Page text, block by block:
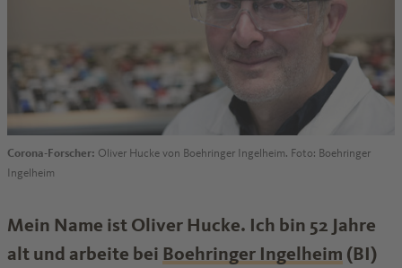
Corona-Forscher: Oliver Hucke von Boehringer Ingelheim. Foto: Boehringer
Ingelheim
Mein Name ist Oliver Hucke. Ich bin 52 Jahre
alt und arbeite bei Boehringer Ingelheim (BI)